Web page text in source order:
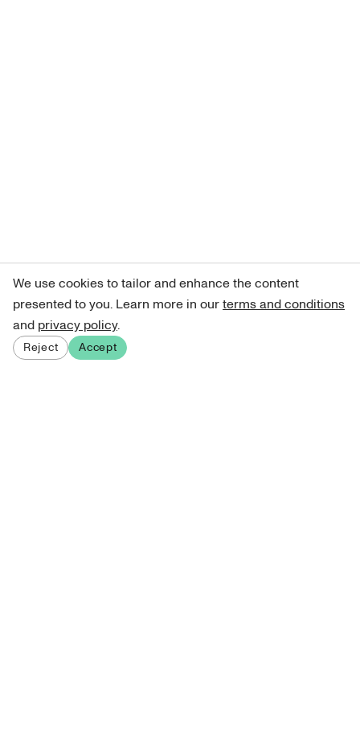
We use cookies to tailor and enhance the content
presented to you. Learn more in ourterms and conditions
and privacy policy.
Reject Accept